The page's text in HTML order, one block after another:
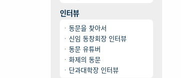
인터뷰
동문을 찾아서
신임 동창회장 인터뷰
동문 유튜버
화제의 동문
단과대학장 인터뷰